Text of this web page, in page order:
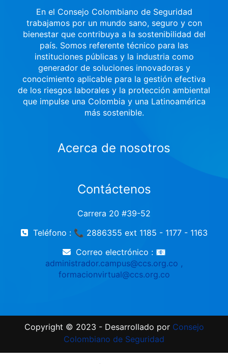
En el Consejo Colombiano de Seguridad
trabajamos por un mundo sano, seguro y con
bienestar que contribuya a la sostenibilidad del
país. Somos referente técnico para las
instituciones públicas y la industria como
generador de soluciones innovadoras y
conocimiento aplicable para la gestión efectiva
de los riesgos laborales y la protección ambiental
que impulse una Colombia y una Latinoamérica
más sostenible.
Acerca de nosotros
Contáctenos
Carrera 20 #39-52
Teléfono : 📞 2886355 ext 1185 - 1177 - 1163
Correo electrónico : 📧
administrador.campus@ccs.org.co ,
formacionvirtual@ccs.org.co
Copyright © 2023 - Desarrollado por Consejo
Colombiano de Seguridad